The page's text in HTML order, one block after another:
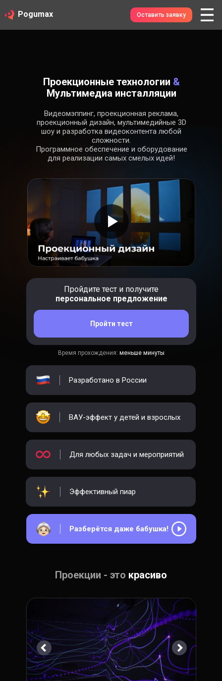
Оставить заявку
Pogumax
Проекционные технологии &
Мультимедиа инсталляции
Видеомэппинг, проекционная реклама,
проекционный дизайн, мультимедийные 3D
шоу и разработка видеоконтента любой
сложности.
Программное обеспечение и оборудование
для реализации самых смелых идей!
Пройти тест
Пройдите тест и получите
персональное предложение
Разработано в России
Для любых задач и мероприятий
ВАУ-эффект у детей и взрослых
Эффективный пиар
Разберётся даже бабушка!
Время прохождения: меньше минуты
Проекции - это красиво